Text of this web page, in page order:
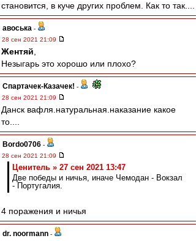
становится, в куче других проблем. Как то так....
авоська -
28 сен 2021 21:09
Жентяй
Незыгарь это хорошо или плохо?
Спартачек-Казачек! -
28 сен 2021 21:09
Данск вафля.натуральная.наказание какое
то....
Bordo0706 -
28 сен 2021 21:09
Ценитель » 27 сен 2021 13:47
Две победы и ничья, иначе Чемодан - Вокзал
- Португалия.
4 поражения и ничья
dr. noormann -